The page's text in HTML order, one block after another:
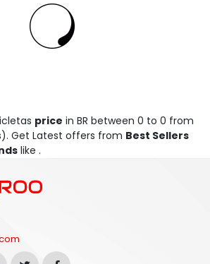
price in BR between 0 to 0 from
Get Latest offers from Best Sellers
like .